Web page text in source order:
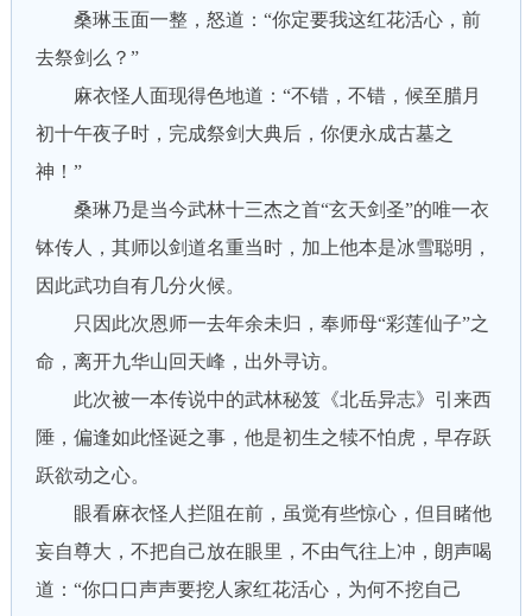
桑琳玉面一整，怒道：“你定要我这红花活心，前
去祭剑么？”
麻衣怪人面现得色地道：“不错，不错，候至腊月
初十午夜子时，完成祭剑大典后，你便永成古墓之
神！”
桑琳乃是当今武林十三杰之首“玄天剑圣”的唯一衣
钵传人，其师以剑道名重当时，加上他本是冰雪聪明，
因此武功自有几分火候。
只因此次恩师一去年余未归，奉师母“彩莲仙子”之
命，离开九华山回天峰，出外寻访。
此次被一本传说中的武林秘笈《北岳异志》引来西
陲，偏逢如此怪诞之事，他是初生之犊不怕虎，早存跃
跃欲动之心。
眼看麻衣怪人拦阻在前，虽觉有些惊心，但目睹他
妄自尊大，不把自己放在眼里，不由气往上冲，朗声喝
道：“你口口声声要挖人家红花活心，为何不挖自己